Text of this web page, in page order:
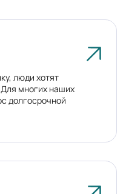
люди хотят
многих наших
долгосрочной